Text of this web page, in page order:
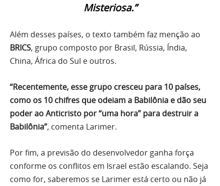
Misteriosa.”
Além desses países, o texto também faz menção ao
BRICS, grupo composto por Brasil, Rússia, Índia,
China, África do Sul e outros.
“Recentemente, esse grupo cresceu para 10 países,
como os 10 chifres que odeiam a Babilônia e dão seu
poder ao Anticristo por “uma hora” para destruir a
Babilônia”, comenta Larimer.
Por fim, a previsão do desenvolvedor ganha força
conforme os conflitos em Israel estão escalando. Seja
como for, saberemos se Larimer está certo ou não já